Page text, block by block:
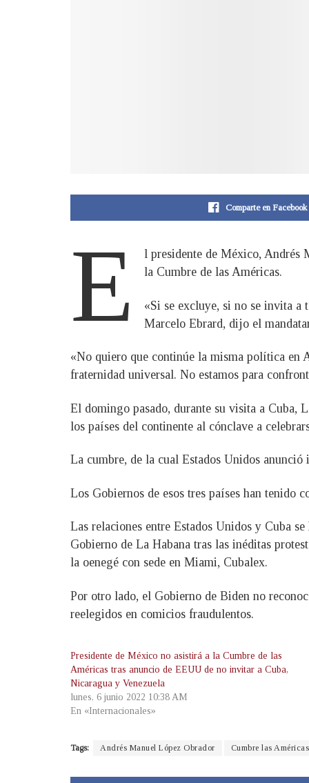
Comparte en Facebook
E
l presidente de México, Andrés
la Cumbre de las Américas.
«Si se excluye, si no se invita a
Marcelo Ebrard, dijo el
«No quiero que continúe la misma política en
fraternidad universal. No estamos para
El domingo pasado, durante su visita a Cuba,
los países del continente al cónclave a
La cumbre, de la cual Estados Unidos
Los Gobiernos de esos tres países han tenido
Las relaciones entre Estados Unidos y Cuba
Gobierno de La Habana tras las inéditas
la oenegé con sede en Miami, Cubalex.
Por otro lado, el Gobierno de Biden no
reelegidos en comicios fraudulentos.
Presidente de México no asistirá a la Cumbre de las
Américas tras anuncio de EEUU de no invitar a Cuba,
Nicaragua y Venezuela
lunes, 6 junio 2022 10:38 AM
En «Internacionales»
Tags: Andrés Manuel López Obrador Cumbre las Américas